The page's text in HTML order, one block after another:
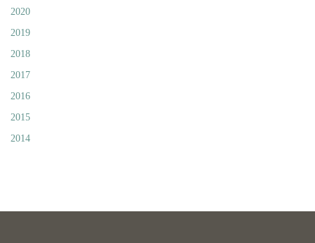
2020
2019
2018
2017
2016
2015
2014